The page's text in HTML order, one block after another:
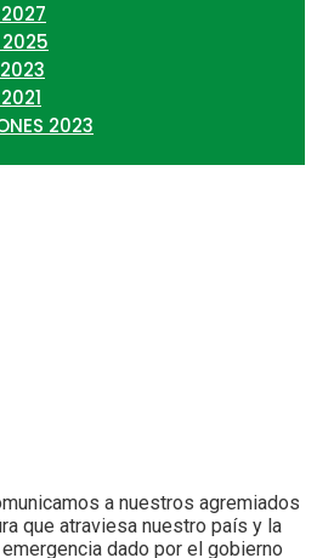
2023
a nuestros agremiados
que atraviesa nuestro país y la
dado por el gobierno